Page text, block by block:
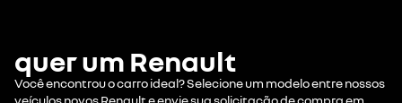
quer um Renault
Você encontrou o carro ideal? Selecione um modelo entre nossos
veículos novos Renault e envie sua solicitação de compra em